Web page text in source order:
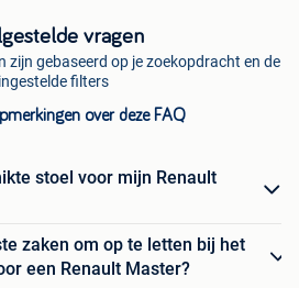
vragen
zijn gebaseerd op je zoekopdracht en de
ingestelde filters
over deze FAQ
stoel voor mijn Renault
zaken om op te letten bij het
een Renault Master?